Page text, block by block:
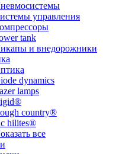
управления
tank
и внедорожники
dynamics
lamps
country®
hilites®
все